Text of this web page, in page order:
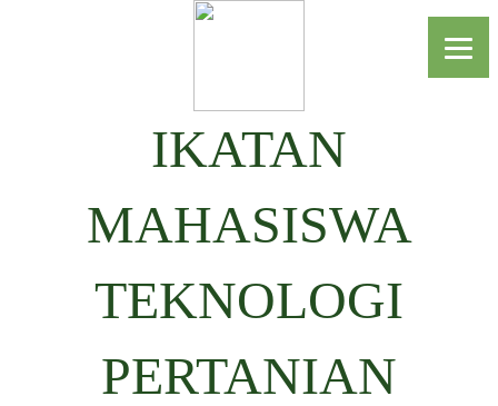
IKATAN
MAHASISWA
TEKNOLOGI
PERTANIAN